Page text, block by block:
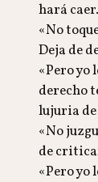
hará caer.
«No
Deja de
«Pero yo
derecho
lujuria de
«No
de
«Pero yo